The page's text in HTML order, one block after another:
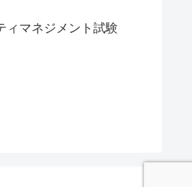
ィマネジメント試験